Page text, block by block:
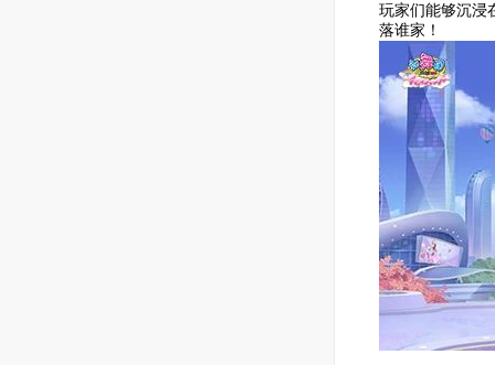
玩家们能够沉浸
落谁家！